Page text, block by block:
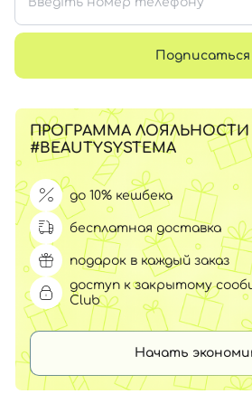
Подписаться
ПРОГРАММА ЛОЯЛЬНОСТИ
#BEAUTYSYSTEMA
до 10% кешбека
бесплатная доставка
подарок в каждый заказ
доступ к закрытому
Club
Начать